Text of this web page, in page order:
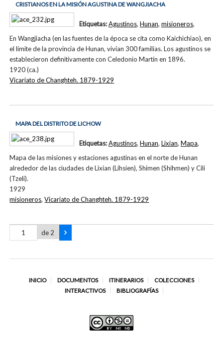
CRISTIANOS EN LA MISIÓN AGUSTINA DE WANGJIACHA
En Wangjiacha (en las fuentes de la época se cita como Kaichichiao), en
el límite de la provincia de Hunan, vivían 300 familias. Los agustinos se
establecieron definitivamente con Celedonio Martín en 1896.
1920 (ca.)
Etiquetas:Agustinos, Hunan, misioneros,
Vicariato de Changhteh. 1879-1929
MAPA DEL DISTRITO DE LICHOW
Mapa de las misiones y estaciones agustinas en el norte de Hunan
alrededor de las ciudades de Lixian (Lihsien), Shimen (Shihmen) y Cili
(Tzeli).
1929
Etiquetas:Agustinos, Hunan, Lixian, Mapa,
misioneros,Vicariato de Changhteh. 1879-1929
de 2
INICIO DOCUMENTOS ITINERARIOS
COLECCIONES
INTERACTIVOS
BIBLIOGRAFÍAS